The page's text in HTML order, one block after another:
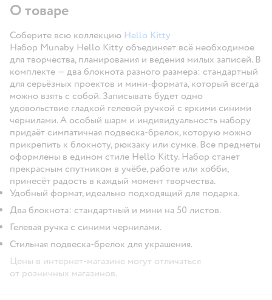
О товаре
Соберите всю коллекцию Hello Kitty
Набор Munaby Hello Kitty объединяет всё необходимое
для творчества, планирования и ведения милых записей. В
комплекте — два блокнота разного размера: стандартный
для серьёзных проектов и мини-формата, который всегда
можно взять с собой. Записывать будет одно
удовольствие гладкой гелевой ручкой с яркими синими
чернилами. А особый шарм и индивидуальность набору
придаёт симпатичная подвеска-брелок, которую можно
прикрепить к блокноту, рюкзаку или сумке. Все предметы
оформлены в едином стиле Hello Kitty. Набор станет
прекрасным спутником в учёбе, работе или хобби,
принесёт радость в каждый момент творчества.
Удобный формат, идеально подходящий для подарка.
Два блокнота: стандартный и мини на 50 листов.
Гелевая ручка с синими чернилами.
Стильная подвеска-брелок для украшения.
Цены в интернет-магазине могут отличаться
от розничных магазинов.